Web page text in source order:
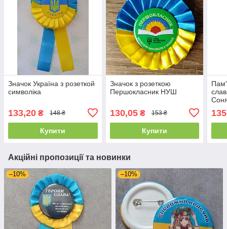
Значок Україна з розеткой
символіка
133,20 ₴ 148 ₴
Купити
Значок з розеткою
Першокласник НУШ
130,05₴ 153 ₴
Купити
135
Акційні пропозиції та новинки
–10% –10%